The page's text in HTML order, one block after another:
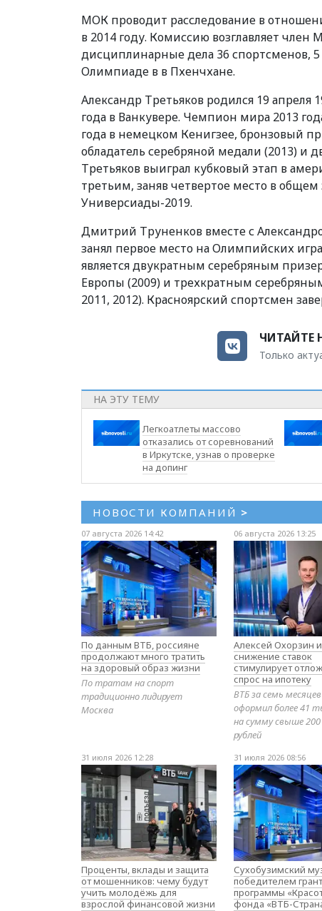
МОК проводит расследование в
в 2014 году. Комиссию возглавляет
дисциплинарные дела 36 спортсменов,
Олимпиаде в в Пхенчхане.
Александр Третьяков родился 19
года в Ванкувере. Чемпион мира 2013
года в немецком Кенигзее, бронзовый
обладатель серебряной медали (2013) и
Третьяков выиграл кубковый этап в
третьим, заняв четвертое место в
Универсиады-2019.
Дмитрий Труненков вместе с
занял первое место на Олимпийских
является двукратным серебряным
Европы (2009) и трехкратным
2011, 2012). Красноярский спортсмен
ЧИТАЙТЕ
Только
НА ЭТУ ТЕМУ
Легкоатлеты массово
отказались от соревнований
в Иркутске, узнав о проверке
на допинг
НОВОСТИ КОМПАНИЙ >
07 августа 2026 14:42
По данным ВТБ, россияне
продолжают много тратить
на здоровый образ жизни
По тратам на спорт
традиционно лидирует
Москва
06 августа 2026 13:25
Алексей Охорзин
снижение ставок
стимулирует
спрос на ипотеку
ВТБ за семь
оформил более 41
на сумму свыше
рублей
31 июля 2026 12:28
Проценты, вклады и защита
от мошенников: чему будут
учить молодёжь для
взрослой финансовой жизни
31 июля 2026 08:56
Сухобузимский
победителем
программы
фонда «ВТБ-